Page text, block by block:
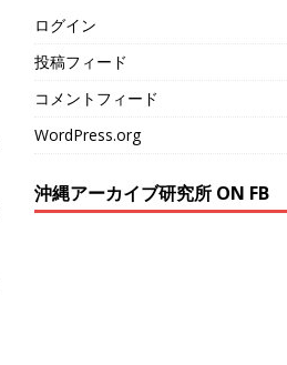
ログイン
投稿フィード
コメントフィード
WordPress.org
沖縄アーカイブ研究所 ON FB